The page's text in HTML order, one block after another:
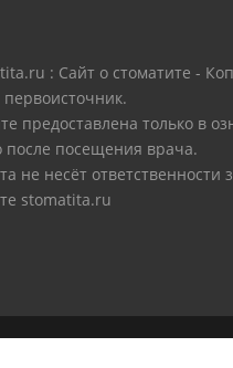
: Сайт о стоматите -
предоставлена только в
после посещения врача.
не несёт
stomatita.ru